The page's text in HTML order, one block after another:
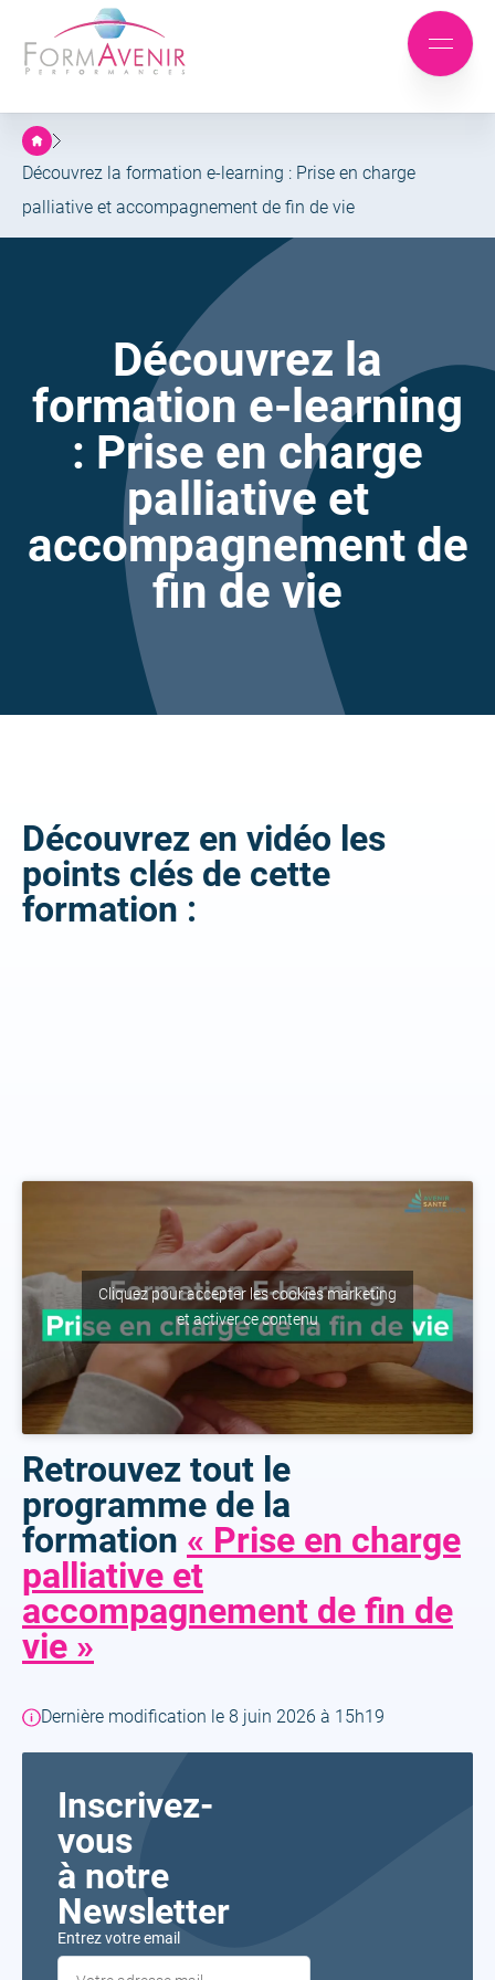
Aller
au
menu
Aller
au
contenu
Formavenir
Performances
Mobile
menu
Découvrez la formation e-learning : Prise en charge
palliative et accompagnement de fin de vie
Découvrez la
formation e-learning
: Prise en charge
palliative et
accompagnement de
fin de vie
Découvrez en vidéo les
points clés de cette
formation :
Cliquez pour accepter les cookies marketing
et activer ce contenu
Retrouvez tout le
programme de la
formation « Prise en charge
palliative et
accompagnement de fin de
vie »
Dernière modification le 8 juin 2026 à 15h19
Inscrivez-
vous
à notre
Newsletter
Entrez votre email